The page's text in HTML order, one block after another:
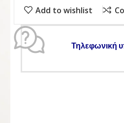
Add to wishlist
Τηλεφωνική